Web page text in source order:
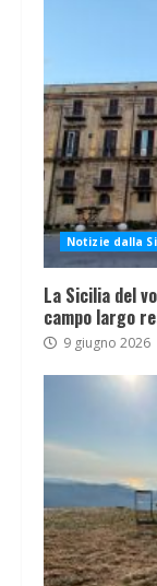
Notizie dalla
La Sicilia del
campo largo
9 giugno 2026